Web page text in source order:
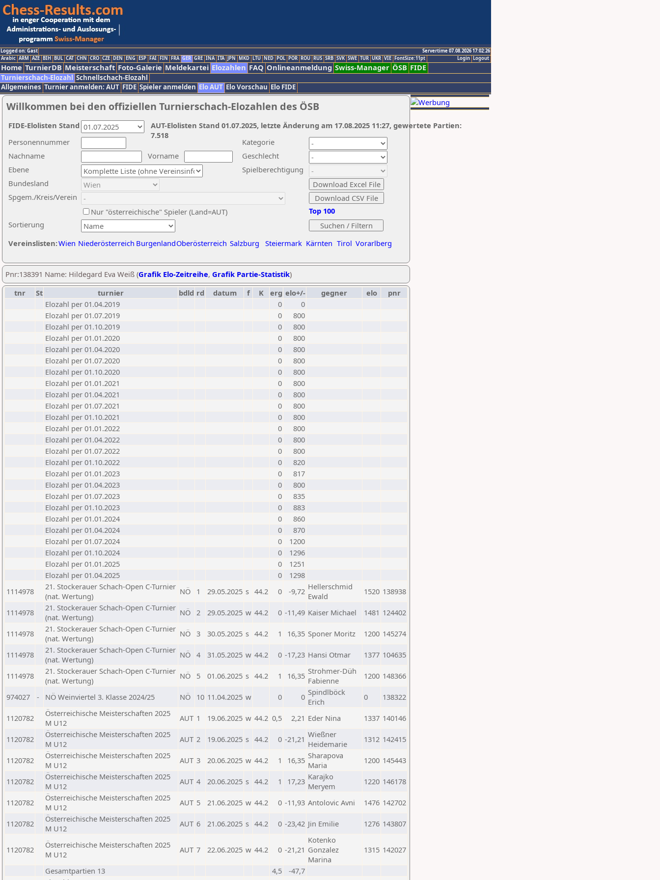
Logged on: Gast
Servertime 07.08.2026 17:02:26
Logout
Login
Arabic ARM AZE BIH BUL CAT CHN CRO CZE DEN ENG ESP FAI FIN FRA GER GRE INA ITA JPN MKD LTU NED POL POR ROU RUS SRB SVK SWE TUR UKR VIE FontSize:11pt
Home TurnierDB Meisterschaft Foto-Galerie Meldekartei Elozahlen FAQ Onlineanmeldung Swiss-Manager ÖSB FIDE
Turnierschach-Elozahl Schnellschach-Elozahl
Allgemeines Turnier anmelden: AUT FIDE Spieler anmelden Elo AUT Elo Vorschau Elo FIDE
Willkommen bei den offiziellen Turnierschach-Elozahlen des ÖSB
Nachname
Vorname
Ebene
Kategorie
Sortierung
Personennummer
Bundesland
Spgem./Kreis/Verein
Geschlecht
Nur "österreichische" Spieler (Land=AUT)
Spielberechtigung
Vereinslisten:Wien Niederösterreich BurgenlandOberösterreich Salzburg Steiermark Kärnten Tirol Vorarlberg
Top 100
AUT-Elolisten Stand 01.07.2025, letzte Änderung am 17.08.2025 11:27, gewertete Partien:
7.518
FIDE-Elolisten Stand
Pnr:138391 Name: Hildegard Eva Weiß (Grafik Elo-Zeitreihe, Grafik Partie-Statistik)
tnr
St turnier bdld rd datum f K erg elo+/- gegner elo
pnr
Elozahl per 01.04.2019
0
0
Elozahl per 01.07.2019
0
800
Elozahl per 01.10.2019
0
800
Elozahl per 01.01.2020
0
800
Elozahl per 01.04.2020
0
800
Elozahl per 01.07.2020
0
800
Elozahl per 01.10.2020
0
800
Elozahl per 01.01.2021
0
800
Elozahl per 01.04.2021
0
800
Elozahl per 01.07.2021
0
800
Elozahl per 01.10.2021
0
800
Elozahl per 01.01.2022
0
800
Elozahl per 01.04.2022
0
800
Elozahl per 01.07.2022
0
800
Elozahl per 01.10.2022
0
820
Elozahl per 01.01.2023
0
817
Elozahl per 01.04.2023
0
800
Elozahl per 01.07.2023
0
835
Elozahl per 01.10.2023
0
883
Elozahl per 01.01.2024
0
860
Elozahl per 01.04.2024
0
870
Elozahl per 01.07.2024
0
1200
Elozahl per 01.10.2024
0
1296
Elozahl per 01.01.2025
0
1251
Elozahl per 01.04.2025
0
1298
1114978
21. Stockerauer Schach-Open C-Turnier
(nat. Wertung)
NÖ 1 29.05.2025 s 44.2 0 -9,72 Hellerschmid
Ewald
1520 138938
1114978
21. Stockerauer Schach-Open C-Turnier
(nat. Wertung)
NÖ 2 29.05.2025 w 44.2 0 -11,49 Kaiser Michael 1481 124402
1114978
21. Stockerauer Schach-Open C-Turnier
(nat. Wertung)
NÖ 3 30.05.2025 s 44.2 1 16,35 Sponer Moritz 1200 145274
1114978
21. Stockerauer Schach-Open C-Turnier
(nat. Wertung)
NÖ 4 31.05.2025 w 44.2 0 -17,23 Hansi Otmar 1377 104635
1114978
21. Stockerauer Schach-Open C-Turnier
(nat. Wertung)
NÖ 5 01.06.2025 s 44.2 1 16,35 Strohmer-Düh
Fabienne
1200 148366
974027 - NÖ Weinviertel 3. Klasse 2024/25 NÖ 10 11.04.2025 w 0 0 Spindlböck
Erich
0 138322
1120782
Österreichische Meisterschaften 2025
M U12
AUT 1 19.06.2025 w 44.2 0,5 2,21 Eder Nina 1337 140146
1120782
Österreichische Meisterschaften 2025
M U12
AUT 2 19.06.2025 s 44.2 0 -21,21 Wießner
Heidemarie
1312 142415
1120782
Österreichische Meisterschaften 2025
M U12
AUT 3 20.06.2025 w 44.2 1 16,35 Sharapova
Maria
1200 145443
1120782
Österreichische Meisterschaften 2025
M U12
AUT 4 20.06.2025 s 44.2 1 17,23 Karajko
Meryem
1220 146178
1120782
Österreichische Meisterschaften 2025
M U12
AUT 5 21.06.2025 w 44.2 0 -11,93 Antolovic Avni 1476 142702
1120782
Österreichische Meisterschaften 2025
M U12
AUT 6 21.06.2025 s 44.2 0 -23,42 Jin Emilie 1276 143807
1120782
Österreichische Meisterschaften 2025
M U12
AUT 7 22.06.2025 w 44.2 0 -21,21
Kotenko
Gonzalez
Marina
1315 142027
Gesamtpartien 13 4,5
-47,7